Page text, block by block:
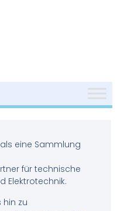
eine Sammlung
für technische
Elektrotechnik.
zu